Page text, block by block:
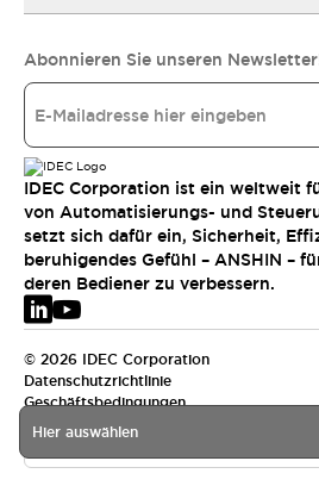
Hier auswählen
Abonnieren Sie unseren
IDEC Corporation ist ein weltweit
von Automatisierungs- und
setzt sich dafür ein, Sicherheit,
beruhigendes Gefühl – ANSHIN –
deren Bediener zu verbessern.
© 2026 IDEC Corporation
Datenschutzrichtlinie
Geschäftsbedingungen
EMEA